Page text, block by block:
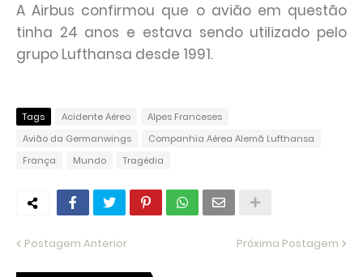
A Airbus confirmou que o avião em questão
tinha 24 anos e estava sendo utilizado pelo
grupo Lufthansa desde 1991.
Tags Acidente Aéreo
Alpes Franceses
Avião da Germanwings
Companhia Aérea Alemã Lufthansa
França
Mundo Tragédia
Postagem Anterior Próxima Postagem